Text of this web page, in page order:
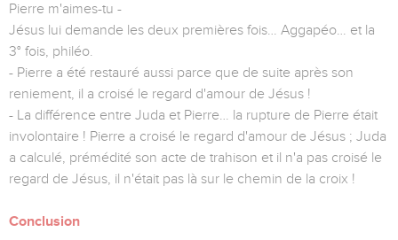
Pierre m'aimes-tu -
Jésus lui demande les deux premières fois… Aggapéo… et la
3° fois, philéo.
- Pierre a été restauré aussi parce que de suite après son
reniement, il a croisé le regard d'amour de Jésus !
- La différence entre Juda et Pierre… la rupture de Pierre était
involontaire ! Pierre a croisé le regard d'amour de Jésus ; Juda
a calculé, prémédité son acte de trahison et il n'a pas croisé le
regard de Jésus, il n'était pas là sur le chemin de la croix !
Conclusion